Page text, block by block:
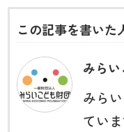
この記事を書いた
みら
みら
ていま